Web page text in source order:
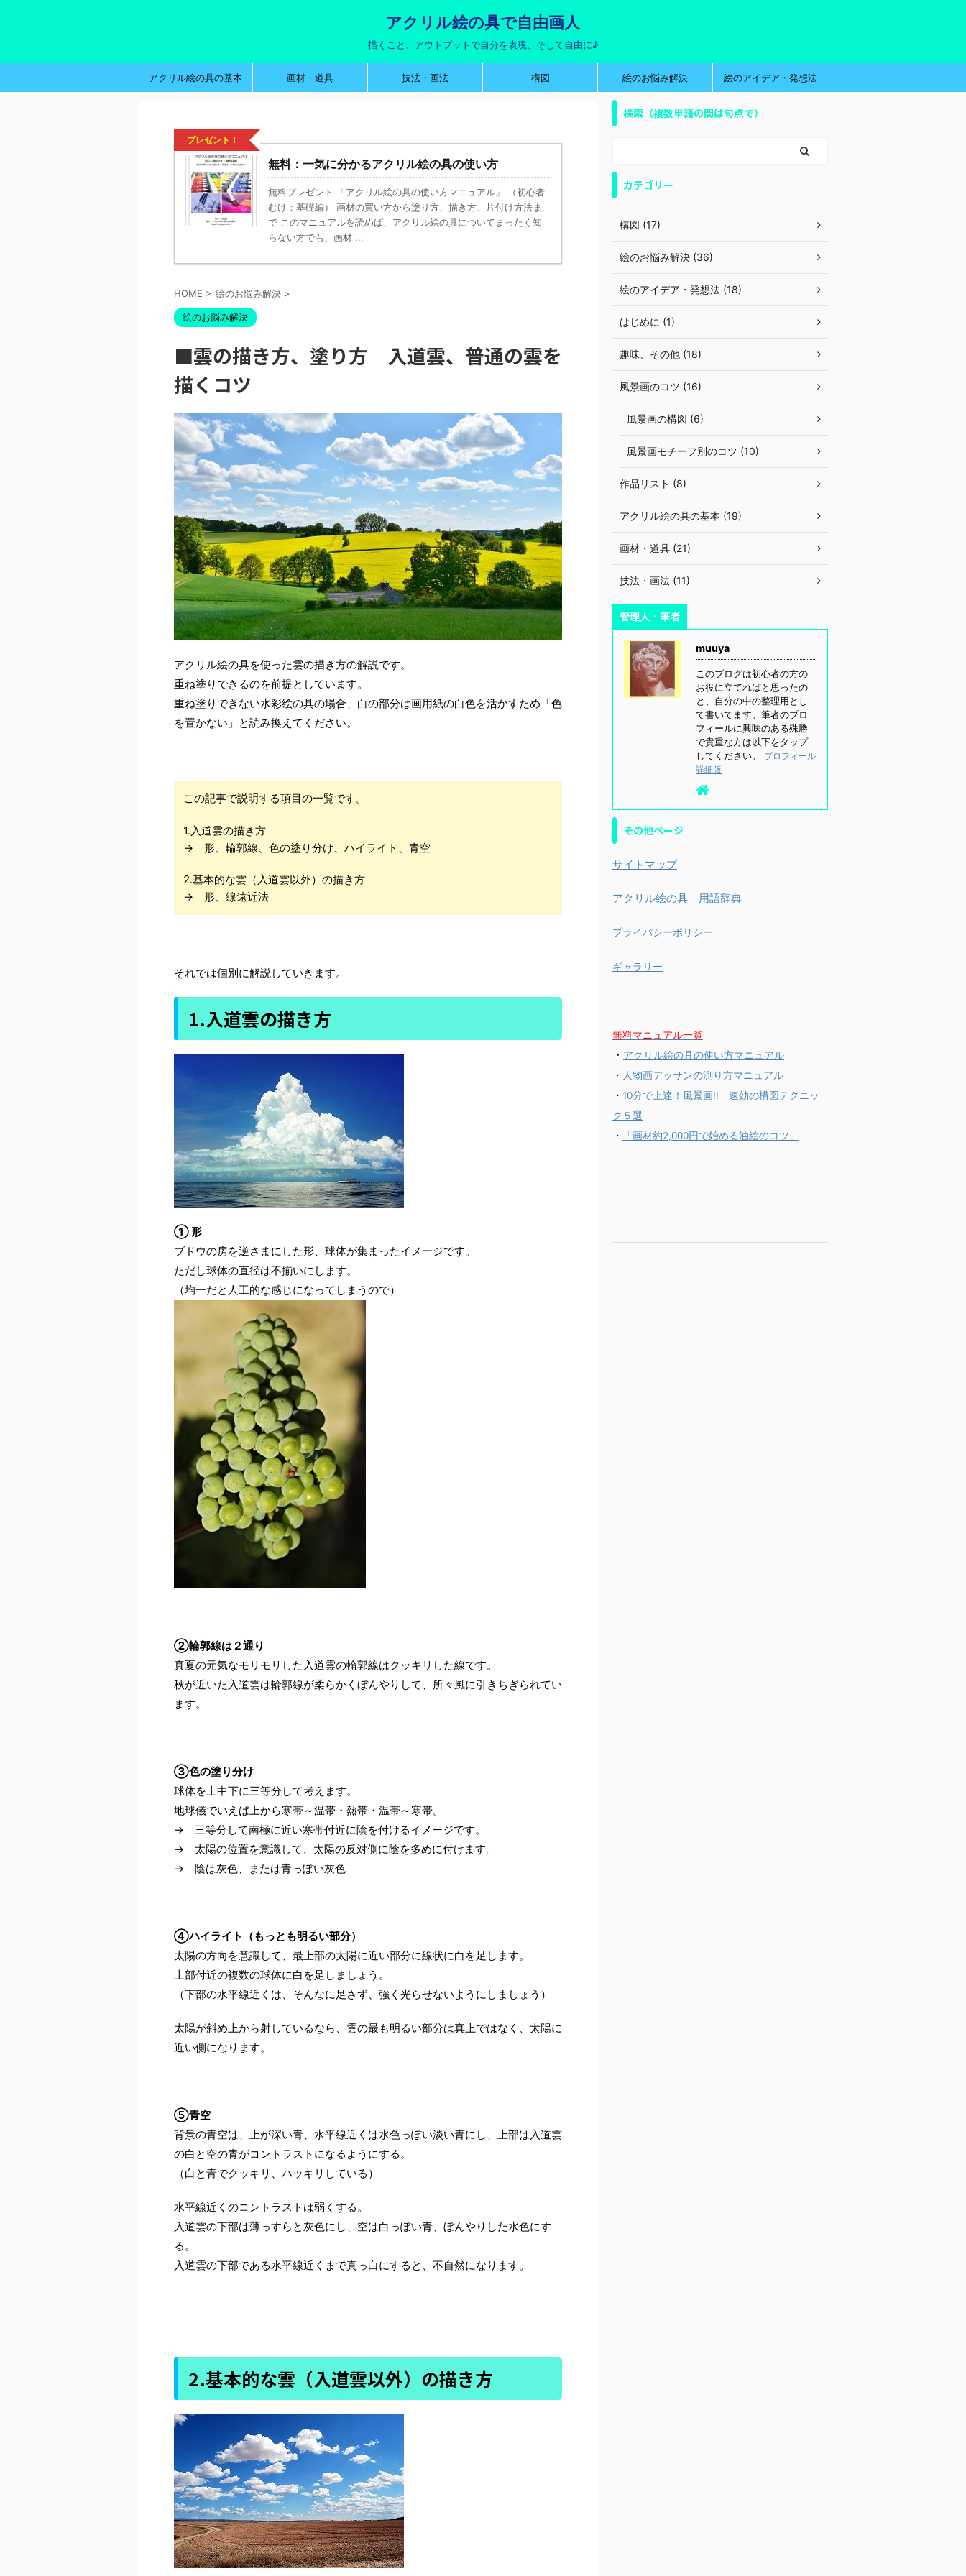
アクリル絵の具で自由画人
描くこと、アウトプットで自分を表現、そして自由に♪
アクリル絵の具の基本 画材・道具 技法・画法 構図 絵のお悩み解決 絵のアイデア・発想法
プレゼント！
無料：一気に分かるアクリル絵の具の使い方
無料プレゼント 「アクリル絵の具の使い方マニュアル」 （初心者
むけ：基礎編） 画材の買い方から塗り方、描き方、片付け方法ま
で このマニュアルを読めば、アクリル絵の具についてまったく知
らない方でも、画材 ...
HOME > 絵のお悩み解決 >
絵のお悩み解決
■雲の描き方、塗り方 入道雲、普通の雲を
描くコツ
アクリル絵の具を使った雲の描き方の解説です。
重ね塗りできるのを前提としています。
重ね塗りできない水彩絵の具の場合、白の部分は画用紙の白色を活かすため「色
を置かない」と読み換えてください。
この記事で説明する項目の一覧です。
1.入道雲の描き方
→ 形、輪郭線、色の塗り分け、ハイライト、青空
2.基本的な雲（入道雲以外）の描き方
→ 形、線遠近法
それでは個別に解説していきます。
1.入道雲の描き方
① 形
ブドウの房を逆さまにした形、球体が集まったイメージです。
ただし球体の直径は不揃いにします。
（均一だと人工的な感じになってしまうので）
②輪郭線は２通り
真夏の元気なモリモリした入道雲の輪郭線はクッキリした線です。
秋が近いた入道雲は輪郭線が柔らかくぼんやりして、所々風に引きちぎられてい
ます。
③色の塗り分け
球体を上中下に三等分して考えます。
地球儀でいえば上から寒帯～温帯・熱帯・温帯～寒帯。
→ 三等分して南極に近い寒帯付近に陰を付けるイメージです。
→ 太陽の位置を意識して、太陽の反対側に陰を多めに付けます。
→ 陰は灰色、または青っぽい灰色
④ハイライト（もっとも明るい部分）
太陽の方向を意識して、最上部の太陽に近い部分に線状に白を足します。
上部付近の複数の球体に白を足しましょう。
（下部の水平線近くは、そんなに足さず、強く光らせないようにしましょう）
太陽が斜め上から射しているなら、雲の最も明るい部分は真上ではなく、太陽に
近い側になります。
⑤青空
背景の青空は、上が深い青、水平線近くは水色っぽい淡い青にし、上部は入道雲
の白と空の青がコントラストになるようにする。
（白と青でクッキリ、ハッキリしている）
水平線近くのコントラストは弱くする。
入道雲の下部は薄っすらと灰色にし、空は白っぽい青、ぼんやりした水色にす
る。
入道雲の下部である水平線近くまで真っ白にすると、不自然になります。
2.基本的な雲（入道雲以外）の描き方
検索（複数単語の間は句点で）
カテゴリー
構図 (17)
絵のお悩み解決 (36)
絵のアイデア・発想法 (18)
はじめに (1)
趣味、その他 (18)
風景画のコツ (16)
風景画の構図 (6)
風景画モチーフ別のコツ (10)
作品リスト (8)
アクリル絵の具の基本 (19)
画材・道具 (21)
技法・画法 (11)
管理人・筆者
muuya
このブログは初心者の方の
お役に立てればと思ったの
と、自分の中の整理用とし
て書いてます。筆者のプロ
フィールに興味のある殊勝
で貴重な方は以下をタップ
してください。
プロフィール
詳細版
その他ページ
サイトマップ
アクリル絵の具 用語辞典
プライバシーポリシー
ギャラリー
無料マニュアル一覧
・ アクリル絵の具の使い方マニュアル
・ 人物画デッサンの測り方マニュアル
・ 10分で上達！風景画!! 速効の構図テクニッ
ク５選
・
「画材約2,000円で始める油絵のコツ」